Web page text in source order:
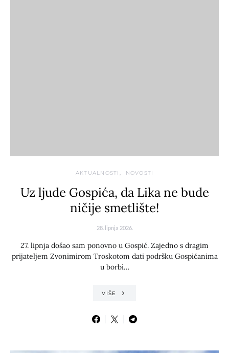
AKTUALNOSTI NOVOSTI
Uz ljude Gospića, da Lika ne bude
ničije smetlište!
28. lipnja 2026.
27. lipnja došao sam ponovno u Gospić. Zajedno s dragim
prijateljem Zvonimirom Troskotom dati podršku Gospićanima
u borbi…
VIŠE